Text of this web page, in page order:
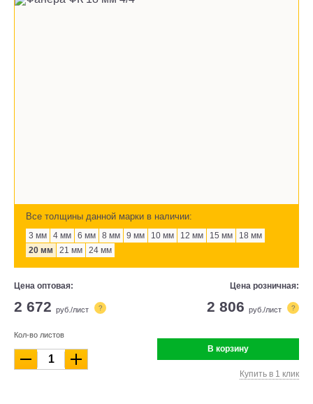
Все толщины данной марки в наличии:
3 мм 4 мм 6 мм 8 мм 9 мм 10 мм 12 мм 15 мм
18 мм
20 мм
21 мм 24 мм
Цена оптовая:
2 672 руб./лист ?
Цена розничная:
2 806 руб./лист ?
Кол-во листов
В корзину
Купить в 1 клик